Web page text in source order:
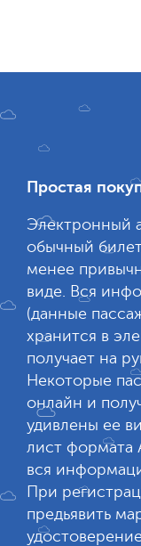
Простая
Электронный
обычный
менее
виде. Вся
(данные
хранится в
получает на
Некоторые
онлайн и
удивлены ее
лист формата
вся
При
предьявить